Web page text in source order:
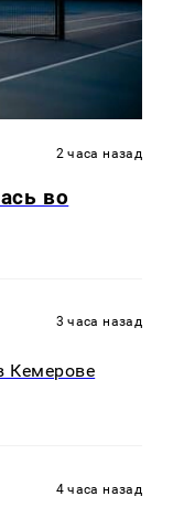
2 часа назад
во
3 часа назад
Кемерове
4 часа назад